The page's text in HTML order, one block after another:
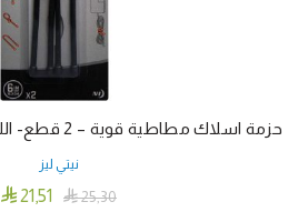
حزمة اسلاك مطاطية قوية – 2 قطع- اللون اسود – GEAR TIE
نيتي ليز

25٫30  21٫51